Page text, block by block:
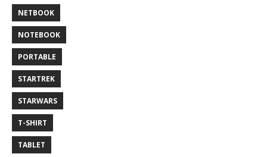
NETBOOK
NOTEBOOK
PORTABLE
STARTREK
STARWARS
T-SHIRT
TABLET